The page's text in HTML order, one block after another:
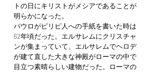
トの日にキリストがメシアであることが
明らかになった。
パウロがピリピ人への手紙を書いた時は
62年頃だった。エルサレムにクリスチャ
ンが集まっていて、エルサレムでヘロデ
が建て直した大きな神殿がローマの中で
目立つ素晴らしい建物だった。ローマの